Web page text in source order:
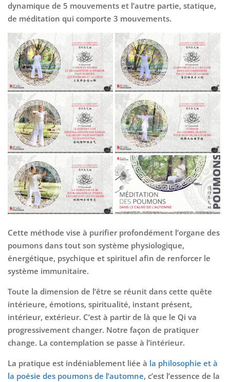
dynamique de 5 mouvements et l’autre partie, statique,
de méditation qui comporte 3 mouvements.
Cette méthode vise à purifier profondément l’organe des
poumons dans tout son système physiologique,
énergétique, psychique et spirituel afin de renforcer le
système immunitaire.
Toute la dimension de l’être se réunit dans cette quête
intérieure, émotions, spiritualité, instant présent,
intérieur, extérieur. C’est à partir de là que le Qi va
progressivement changer. Notre façon de pratiquer
change. La contemplation se passe à l’intérieur.
La pratique est indéniablement liée à la philosophie et à
la poésie des poumons de l’automne, c’est l’essence de la